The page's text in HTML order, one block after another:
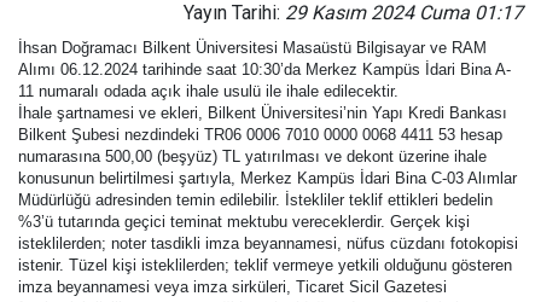
Yayın Tarihi: 29 Kasım 2024 Cuma 01:17
İhsan Doğramacı Bilkent Üniversitesi Masaüstü Bilgisayar ve RAM
Alımı 06.12.2024 tarihinde saat 10:30’da Merkez Kampüs İdari Bina A-
11 numaralı odada açık ihale usulü ile ihale edilecektir.
İhale şartnamesi ve ekleri, Bilkent Üniversitesi’nin Yapı Kredi Bankası
Bilkent Şubesi nezdindeki TR06 0006 7010 0000 0068 4411 53 hesap
numarasına 500,00 (beşyüz) TL yatırılması ve dekont üzerine ihale
konusunun belirtilmesi şartıyla, Merkez Kampüs İdari Bina C-03 Alımlar
Müdürlüğü adresinden temin edilebilir. İstekliler teklif ettikleri bedelin
%3’ü tutarında geçici teminat mektubu vereceklerdir. Gerçek kişi
isteklilerden; noter tasdikli imza beyannamesi, nüfus cüzdanı fotokopisi
istenir. Tüzel kişi isteklilerden; teklif vermeye yetkili olduğunu gösteren
imza beyannamesi veya imza sirküleri, Ticaret Sicil Gazetesi